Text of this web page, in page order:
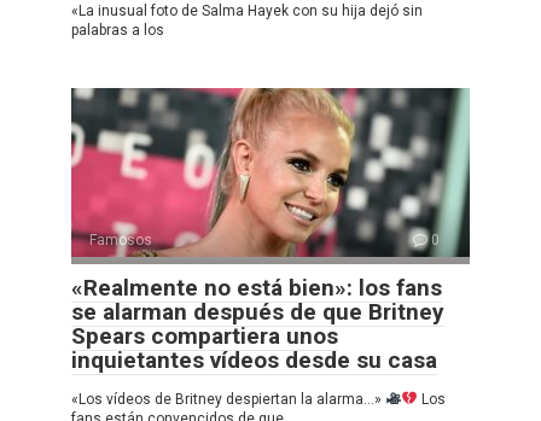
«La inusual foto de Salma Hayek con su hija dejó sin
palabras a los
Famosos 0
«Realmente no está bien»: los fans
se alarman después de que Britney
Spears compartiera unos
inquietantes vídeos desde su casa
«Los vídeos de Britney despiertan la alarma…»
Los